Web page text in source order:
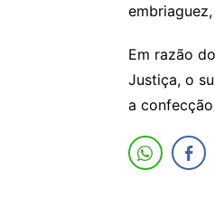
Em razão
Justiça, o
a